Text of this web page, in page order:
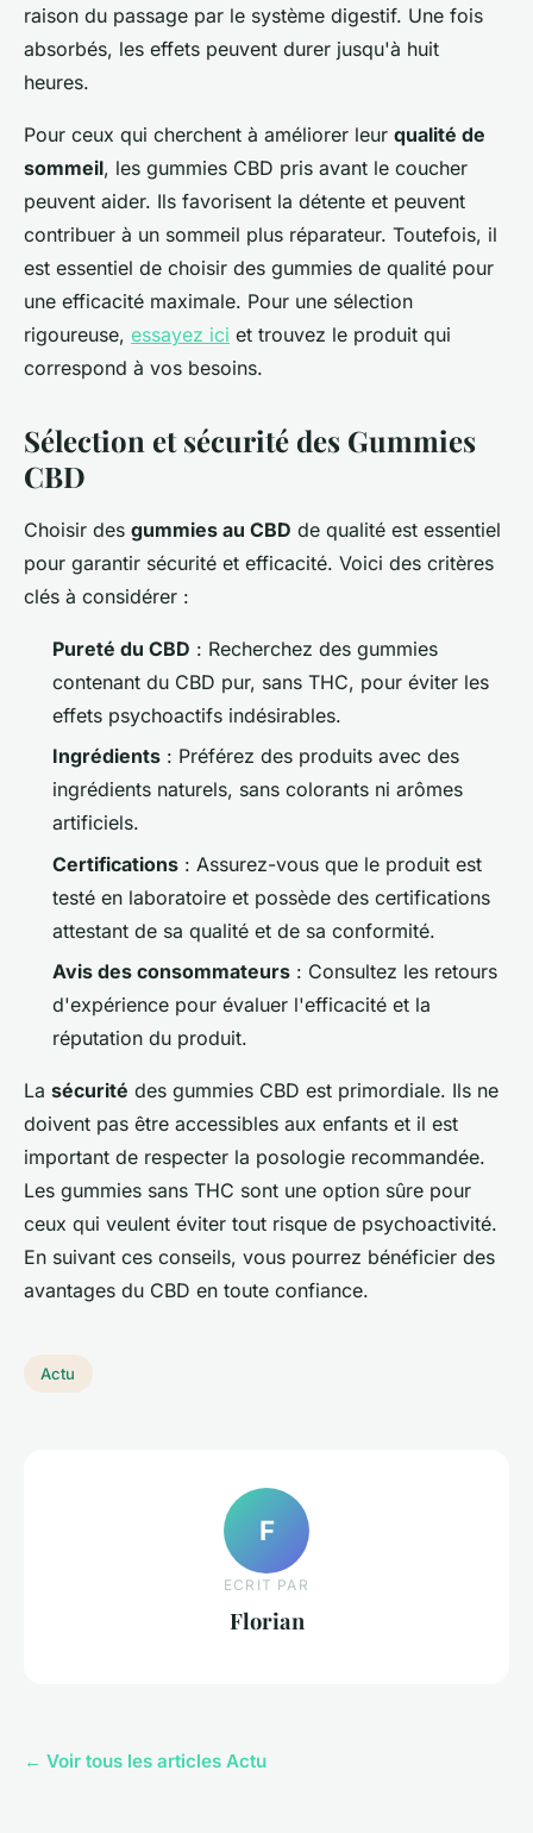
raison du passage par le système digestif. Une fois
absorbés, les effets peuvent durer jusqu'à huit
heures.
Pour ceux qui cherchent à améliorer leur qualité de
sommeil, les gummies CBD pris avant le coucher
peuvent aider. Ils favorisent la détente et peuvent
contribuer à un sommeil plus réparateur. Toutefois, il
est essentiel de choisir des gummies de qualité pour
une efficacité maximale. Pour une sélection
rigoureuse, essayez ici et trouvez le produit qui
correspond à vos besoins.
Sélection et sécurité des Gummies
CBD
Choisir des gummies au CBD de qualité est essentiel
pour garantir sécurité et efficacité. Voici des critères
clés à considérer :
Pureté du CBD : Recherchez des gummies
contenant du CBD pur, sans THC, pour éviter les
effets psychoactifs indésirables.
Ingrédients : Préférez des produits avec des
ingrédients naturels, sans colorants ni arômes
artificiels.
Certifications : Assurez-vous que le produit est
testé en laboratoire et possède des certifications
attestant de sa qualité et de sa conformité.
Avis des consommateurs : Consultez les retours
d'expérience pour évaluer l'efficacité et la
réputation du produit.
La sécurité des gummies CBD est primordiale. Ils ne
doivent pas être accessibles aux enfants et il est
important de respecter la posologie recommandée.
Les gummies sans THC sont une option sûre pour
ceux qui veulent éviter tout risque de psychoactivité.
En suivant ces conseils, vous pourrez bénéficier des
avantages du CBD en toute confiance.
Actu
F
ECRIT PAR
Florian
← Voir tous les articles Actu